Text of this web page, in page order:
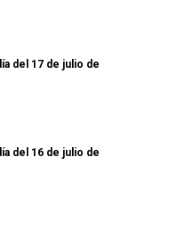
del 17 de julio de
del 16 de julio de